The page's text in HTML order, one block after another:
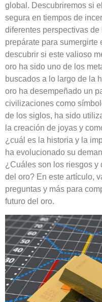
global. Descubriremos si
segura en tiempos de
diferentes perspectivas
prepárate para sumergirte
descubrir si este valioso
oro ha sido uno de los
buscados a lo largo de la
oro ha desempeñado un
civilizaciones como
de los siglos, ha sido
la creación de joyas y
¿cuál es la historia y la
ha evolucionado su
¿Cuáles son los riesgos y
del oro? En este artículo,
preguntas y más para
futuro del oro.